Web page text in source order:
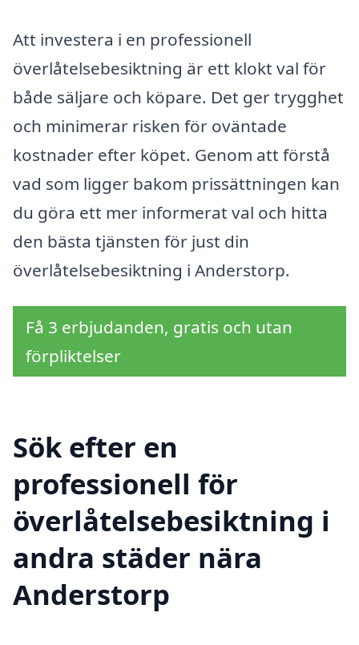
Att investera i en professionell
överlåtelsebesiktning är ett klokt val för
både säljare och köpare. Det ger trygghet
och minimerar risken för oväntade
kostnader efter köpet. Genom att förstå
vad som ligger bakom prissättningen kan
du göra ett mer informerat val och hitta
den bästa tjänsten för just din
överlåtelsebesiktning i Anderstorp.
Få 3 erbjudanden, gratis och utan
förpliktelser
Sök efter en
professionell för
överlåtelsebesiktning i
andra städer nära
Anderstorp